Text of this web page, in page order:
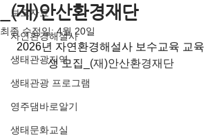
보도자료
자연환경해설사
생태관광지역
생태관광 프로그램
영주댐바로알기
생태문화교실
_(재)안산환경재단
최종 수정일:4월 20일
2026년 자연환경해설사 보수교육 교육
생 모집_ (재)안산환경재단